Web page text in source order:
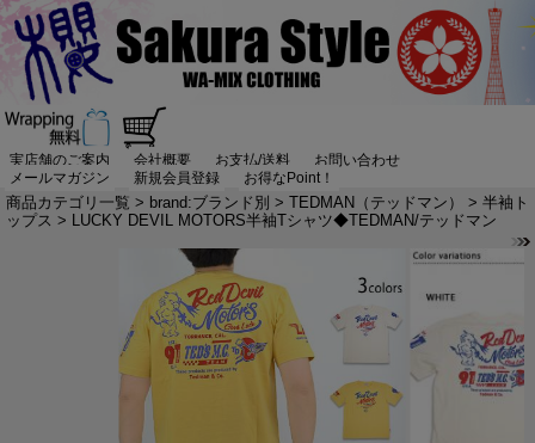
実店舗のご案内 会社概要 お支払/送料
お問い合わせ
メールマガジン
新規会員登録 お得なPoint！
商品カテゴリ一覧 > brand:ブランド別 > TEDMAN（テッドマン） > 半袖ト
ップス > LUCKY DEVIL MOTORS半袖Tシャツ◆TEDMAN/テッドマン